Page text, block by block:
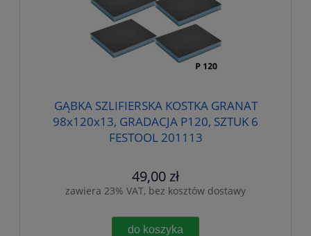
GĄBKA SZLIFIERSKA KOSTKA GRANAT
98x120x13, GRADACJA P120, SZTUK 6
FESTOOL 201113
49,00 zł
zawiera 23% VAT, bez kosztów dostawy
do koszyka